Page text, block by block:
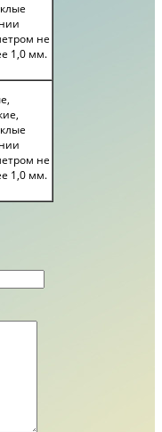
не
1,0 мм.
не
1,0 мм.